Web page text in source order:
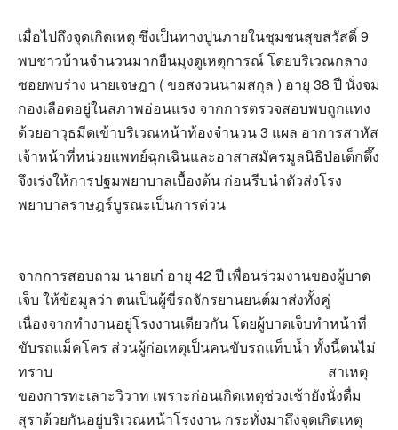
เมื่อไปถึงจุดเกิดเหตุ ซึ่งเป็นทางปูนภายในชุมชนสุขสวัสดิ์ 9
พบชาวบ้านจำนวนมากยืนมุงดูเหตุการณ์ โดยบริเวณกลาง
ซอยพบร่าง นายเจษฎา ( ขอสงวนนามสกุล ) อายุ 38 ปี นั่งจม
กองเลือดอยู่ในสภาพอ่อนแรง จากการตรวจสอบพบถูกแทง
ด้วยอาวุธมีดเข้าบริเวณหน้าท้องจำนวน 3 แผล อาการสาหัส
เจ้าหน้าที่หน่วยแพทย์ฉุกเฉินและอาสาสมัครมูลนิธิป่อเต็กตึ๊ง
จึงเร่งให้การปฐมพยาบาลเบื้องต้น ก่อนรีบนำตัวส่งโรง
พยาบาลราษฎร์บูรณะเป็นการด่วน
จากการสอบถาม นายเก๋ อายุ 42 ปี เพื่อนร่วมงานของผู้บาด
เจ็บ ให้ข้อมูลว่า ตนเป็นผู้ขี่รถจักรยานยนต์มาส่งทั้งคู่
เนื่องจากทำงานอยู่โรงงานเดียวกัน โดยผู้บาดเจ็บทำหน้าที่
ขับรถแม็คโคร ส่วนผู้ก่อเหตุเป็นคนขับรถแท็บน้ำ ทั้งนี้ตนไม่
ทราบ
สาเหตุ
ของการทะเลาะวิวาท เพราะก่อนเกิดเหตุช่วงเช้ายังนั่งดื่ม
สุราด้วยกันอยู่บริเวณหน้าโรงงาน กระทั่งมาถึงจุดเกิดเหตุ